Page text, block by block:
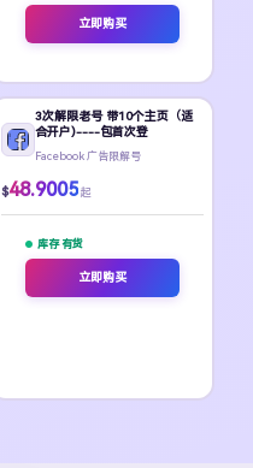
立即购买
3次解限老号 带10个主页（适
合开户)----包首次登
Facebook 广告限解号
$48.9005 起
库存 有货
立即购买